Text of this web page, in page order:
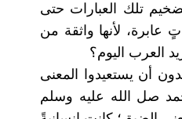
تلك العبارات حتى
عابرة، لأنها واثقة من
العرب اليوم؟
أن يستعيدوا المعنى
صل الله عليه وسلم